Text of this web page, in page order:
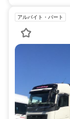
アルバイト・パート